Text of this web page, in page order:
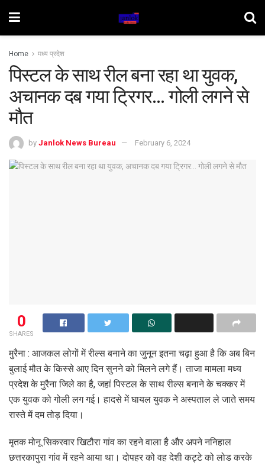
Home मध्य प्रदेश
पिस्टल के साथ रील बना रहा था युवक,
अचानक दब गया ट्रिगर… गोली लगने से
मौत
by Janlok News Bureau February 6, 2024
0
SHARES
मुरैना : आजकल लोगों में रील्स बनाने का जुनून इतना चढ़ा हुआ है कि अब बिन
बुलाई मौत के किस्से आए दिन सुनने को मिलने लगे हैं। ताजा मामला मध्य
प्रदेश के मुरैना जिले का है, जहां पिस्टल के साथ रील्स बनाने के चक्कर में
एक युवक को गोली लग गई। हादसे में घायल युवक ने अस्पताल ले जाते समय
रास्ते में दम तोड़ दिया।
मृतक मोनू सिकरवार खिटौरा गांव का रहने वाला है और अपने ननिहाल
छत्तरकापुरा गांव में रहने आया था। दोपहर को वह देशी कट्टे को लोड करके